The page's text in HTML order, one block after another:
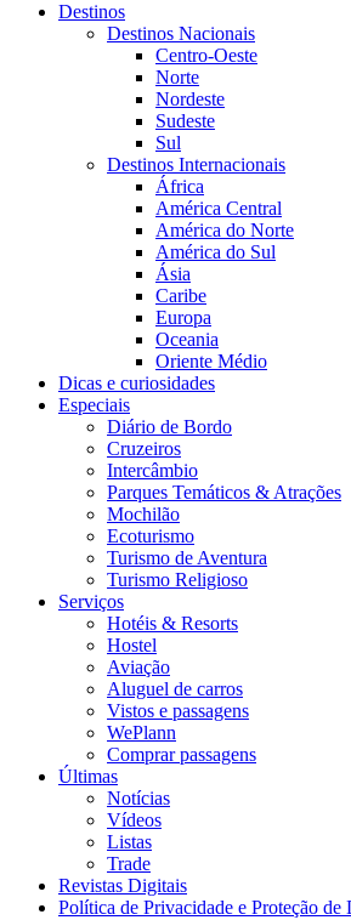
Destinos
Destinos Nacionais
Centro-Oeste
Norte
Nordeste
Sudeste
Sul
Destinos Internacionais
África
América Central
América do Norte
América do Sul
Ásia
Caribe
Europa
Oceania
Oriente Médio
Dicas e curiosidades
Especiais
Diário de Bordo
Cruzeiros
Intercâmbio
Parques Temáticos & Atrações
Mochilão
Ecoturismo
Turismo de Aventura
Turismo Religioso
Serviços
Hotéis & Resorts
Hostel
Aviação
Aluguel de carros
Vistos e passagens
WePlann
Comprar passagens
Últimas
Notícias
Vídeos
Listas
Trade
Revistas Digitais
Política de Privacidade e Proteção de